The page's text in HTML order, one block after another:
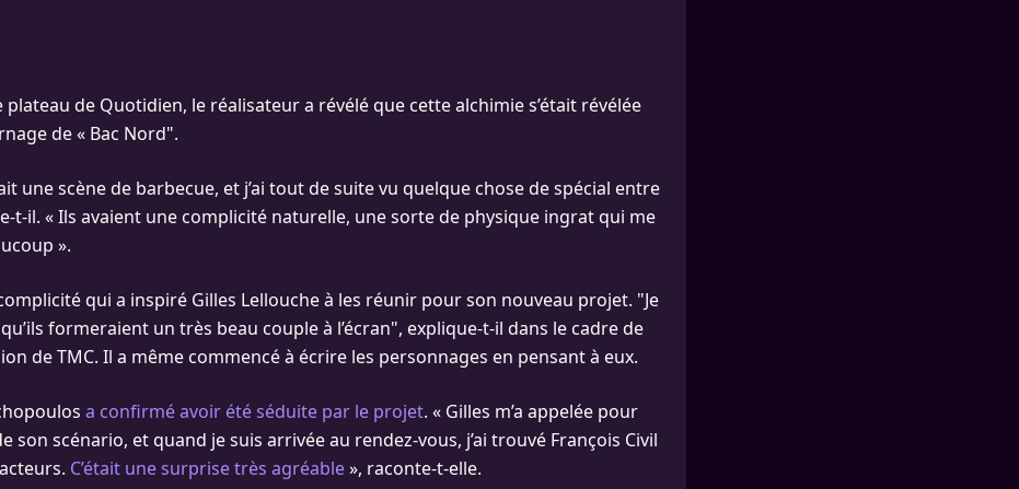
plateau de Quotidien, le réalisateur a révélé que cette alchimie s’était révélée
de « Bac Nord".
une scène de barbecue, et j’ai tout de suite vu quelque chose de spécial entre
t-il. « Ils avaient une complicité naturelle, une sorte de physique ingrat qui me
».
qui a inspiré Gilles Lellouche à les réunir pour son nouveau projet. "Je
formeraient un très beau couple à l’écran", explique-t-il dans le cadre de
de TMC. Il a même commencé à écrire les personnages en pensant à eux.
a confirmé avoir été séduite par le projet. « Gilles m’a appelée pour
son scénario, et quand je suis arrivée au rendez-vous, j’ai trouvé François Civil
C’était une surprise très agréable», raconte-t-elle.